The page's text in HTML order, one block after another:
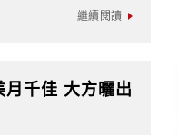
繼續閱讀
千佳 大方曬出